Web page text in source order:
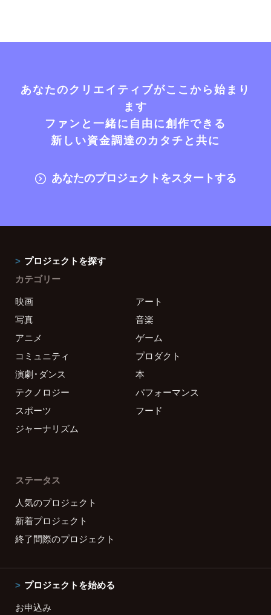
あなたのクリエイティブがここから始まり
ます
ファンと一緒に自由に創作できる
新しい資金調達のカタチと共に
あなたのプロジェクトをスタートする
プロジェクトを探す
カテゴリー
映画
アート
写真
音楽
アニメ
ゲーム
コミュニティ
プロダクト
演劇・ダンス
本
テクノロジー
パフォーマンス
スポーツ
フード
ジャーナリズム
ステータス
人気のプロジェクト
新着プロジェクト
終了間際のプロジェクト
プロジェクトを始める
お申込み